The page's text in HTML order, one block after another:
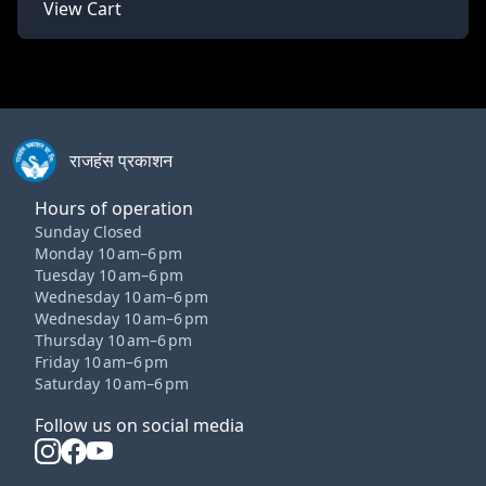
View Cart
राजहंस प्रकाशन
Hours of operation
Sunday Closed
Monday 10 am–6 pm
Tuesday 10 am–6 pm
Wednesday 10 am–6 pm
Wednesday 10 am–6 pm
Thursday 10 am–6 pm
Friday 10 am–6 pm
Saturday 10 am–6 pm
Follow us on social media